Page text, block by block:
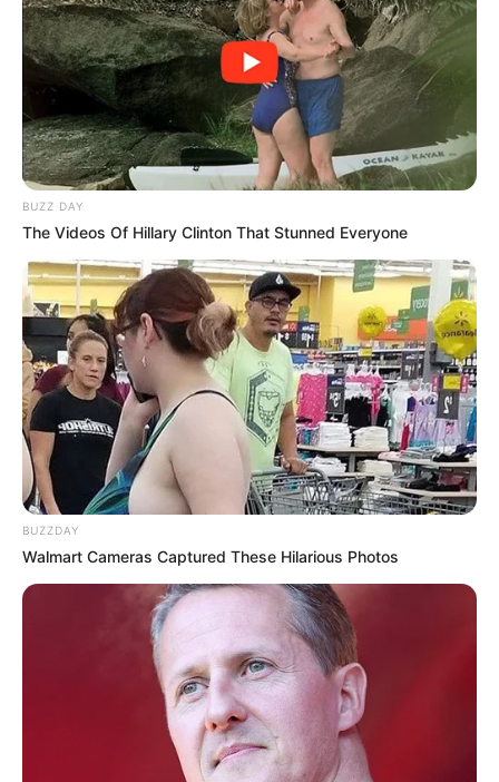
Categories
Rezepte
Bunter Gurkensalat für den Winter
Bienenstich-Biskuitrolle
Search
Search
All
Rezepte
Thunfischsalat mit Ei & Joghurt – leicht, cremig
und voller Protein!
Verführerisch lecker: Quark-Vanille-
Pfannkuchen ohne Mehl in nur 5 Minuten!
DEI BESTEN HAUSGEMACHTEN EISBEIN
BUZZ DAY
The Videos Of Hillary Clinton That Stunned Everyone
BUZZDAY
Walmart Cameras Captured These Hilarious Photos